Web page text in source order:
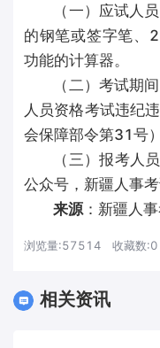
（一）应试人
的钢笔或签字笔、
功能的计算器。
（二）考试期
人员资格考试违纪
会保障部令第31号
（三）报考人
公众号，新疆人事
来源 ：新疆人
浏览量:57514 收藏数:0
相关资讯